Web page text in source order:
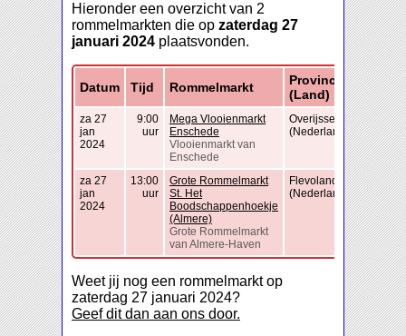
Hieronder een overzicht van 2
rommelmarkten die op zaterdag 27
januari 2024 plaatsvonden.
Datum Tijd Rommelmarkt
Provincie
(Land)
za 27
jan
2024
9:00
uur
Mega Vlooienmarkt
Enschede
Vlooienmarkt van
Enschede
Overijssel
(Nederland)
za 27
jan
2024
13:00
uur
Grote Rommelmarkt
St. Het
Boodschappenhoekje
(Almere)
Grote Rommelmarkt
van Almere-Haven
Flevoland
(Nederland)
Weet jij nog een rommelmarkt op
zaterdag 27 januari 2024?
Geef dit dan aan ons door.